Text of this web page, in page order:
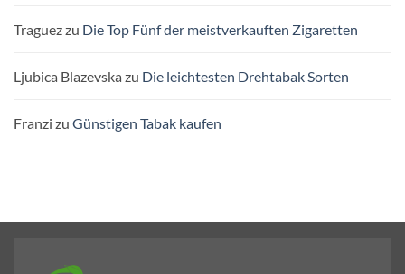
Traguezzu Die Top Fünf der meistverkauften Zigaretten
Ljubica Blazevska zu Die leichtesten Drehtabak Sorten
Franzi zu Günstigen Tabak kaufen